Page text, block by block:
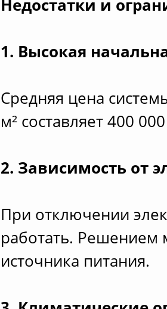
Недостатки и
1. Высокая
Средняя цена
м² составляет 400
2. Зависимость от
При отключении
работать. Решением
источника питания.